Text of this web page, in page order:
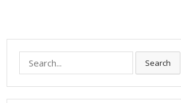
Search